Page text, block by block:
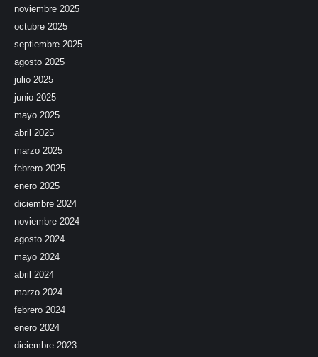
noviembre 2025
octubre 2025
septiembre 2025
agosto 2025
julio 2025
junio 2025
mayo 2025
abril 2025
marzo 2025
febrero 2025
enero 2025
diciembre 2024
noviembre 2024
agosto 2024
mayo 2024
abril 2024
marzo 2024
febrero 2024
enero 2024
diciembre 2023